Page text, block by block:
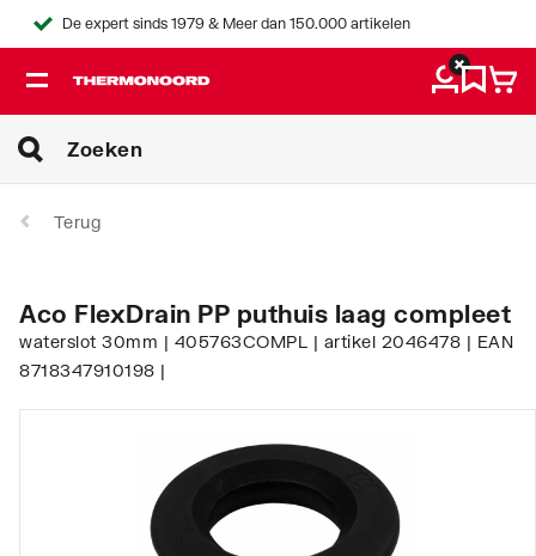
De expert sinds 1979 & Meer dan 150.000 artikelen
Terug
Aco FlexDrain PP puthuis laag compleet
waterslot 30mm | 405763COMPL | artikel 2046478 | EAN
8718347910198 |